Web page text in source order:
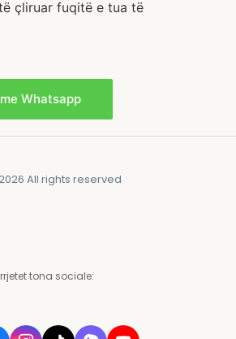
çliruar fuqitë e tua të
Whatsapp
All rights reserved
tona sociale: